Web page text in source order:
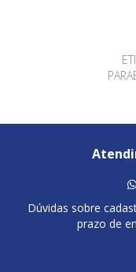
Dúvidas sobre
prazo de